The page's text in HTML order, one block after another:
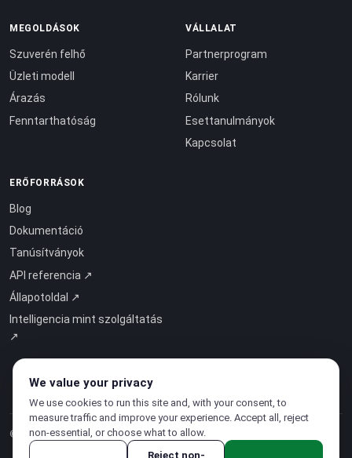
MEGOLDÁSOK
Szuverén felhő
Üzleti modell
Árazás
Fenntarthatóság
VÁLLALAT
Partnerprogram
Karrier
Rólunk
Esettanulmányok
Kapcsolat
ERŐFORRÁSOK
Blog
Dokumentáció
Tanúsítványok
API referencia ↗
Állapotoldal ↗
Intelligencia mint szolgáltatás
↗
© 2026 CloudSigma Holding AG.Minden jog fenntartva
We value your privacy
We use cookies to run this site and, with your consent, to
measure traffic and improve your experience. Accept all, reject
non-essential, or choose what to allow.
Reject non-